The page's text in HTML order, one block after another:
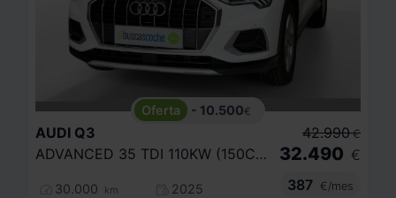
- 10.500€
AUDI Q3
ADVANCED 35 TDI 110KW (150CV) S TRONIC
30.000 km
2025
42.990 €
32.490 €
387
€/mes